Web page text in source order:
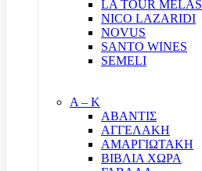
LA TOUR MELAS
NICO LAZARIDI
NOVUS
SANTO WINES
SEMELI
Α – Κ
ΑΒΑΝΤΙΣ
ΑΓΓΕΛΑΚΗ
ΑΜΑΡΓΙΩΤΑΚΗ
ΒΙΒΛΙΑ ΧΩΡΑ